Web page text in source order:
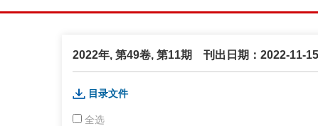
2022年, 第49卷, 第11期 刊出日期：2022-11-15
目录文件
全选